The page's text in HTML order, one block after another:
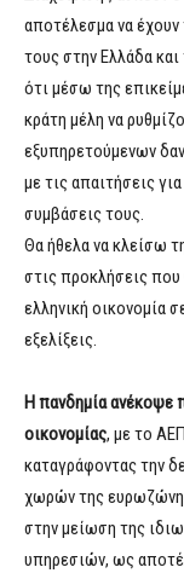
αποτέλεσμα να έχουν
τους στην Ελλάδα
ότι μέσω της
κράτη μέλη να
εξυπηρετούμενων
με τις απαιτήσεις
συμβάσεις τους.
Θα ήθελα να κλείσω
στις προκλήσεις
ελληνική οικονομία
εξελίξεις.
Η πανδημία ανέκοψε
οικονομίας, με το
καταγράφοντας την
χωρών της
στην μείωση της
υπηρεσιών, ως